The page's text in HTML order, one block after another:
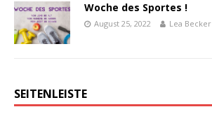
Woche des Sportes !
August 25, 2022 Lea Becker
SEITENLEISTE